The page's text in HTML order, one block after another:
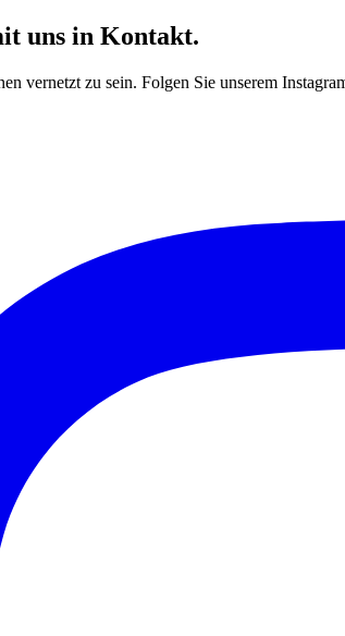
uns in Kontakt.
vernetzt zu sein. Folgen Sie unserem